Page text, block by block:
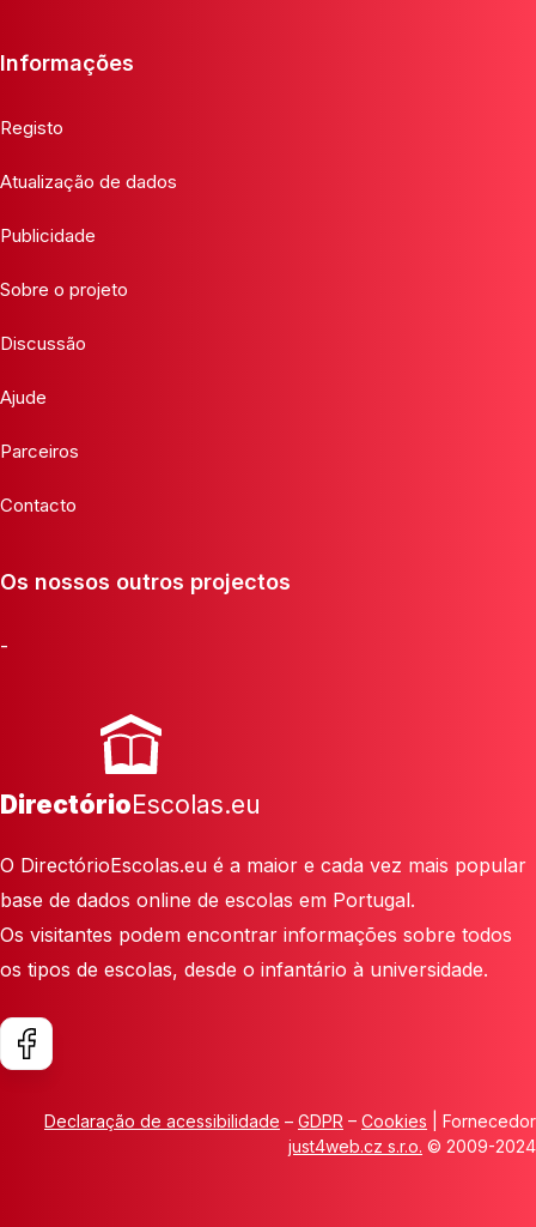
Informações
Registo
Atualização de dados
Publicidade
Sobre o projeto
Discussão
Ajude
Parceiros
Contacto
Os nossos outros projectos
-
DirectórioEscolas.eu
O DirectórioEscolas.eu é a maior e cada vez mais popular
base de dados online de escolas em Portugal.
Os visitantes podem encontrar informações sobre todos
os tipos de escolas, desde o infantário à universidade.
Declaração de acessibilidade – GDPR – Cookies | Fornecedor
just4web.cz s.r.o. © 2009-2024